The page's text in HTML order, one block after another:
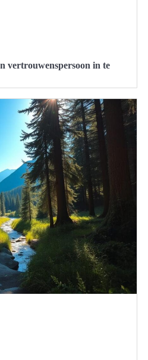
vertrouwenspersoon in te